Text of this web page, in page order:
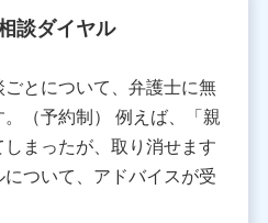
コモは、お客さまの情報を利
則を順守します 。
ボードの「第三者提供の管
、共同利用する場合がありま
ないお客さま（2019年12月11
ブ会員であったことがないお
談ダイヤル
とについて、弁護士に無
（予約制） 例えば、「親
まったが、取り消せます
ついて、アドバイスが受